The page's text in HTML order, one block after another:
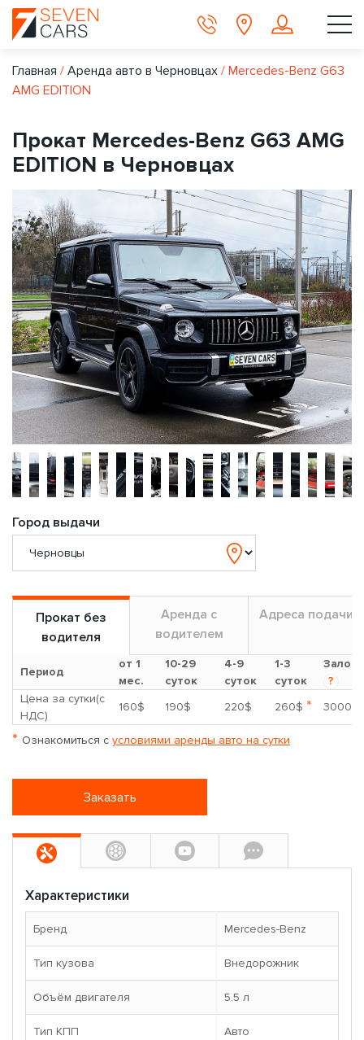
Главная / Аренда авто в Черновцах / Mercedes-Benz G63
AMG EDITION
Прокат Mercedes-Benz G63 AMG
EDITION в Черновцах
Город выдачи
Прокат без
водителя
Аренда с
водителем
Адреса подачи
Период
от 1
мес.
10-29
суток
4-9
суток
1-3
суток
Залог
?
Цена за сутки(с
НДС)
160$ 190$ 220$ 260$ * 3000$
* Ознакомиться с условиями аренды авто на сутки
Заказать
Характеристики
Бренд Mercedes-Benz
Тип кузова Внедорожник
Объём двигателя 5.5 л
Тип КПП Авто